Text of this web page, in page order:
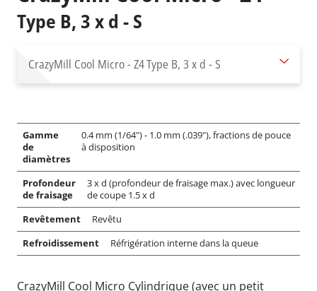
Type B, 3 x d - S
CrazyMill Cool Micro - Z4Type B, 3 x d - S
Gamme
de
diamètres
0.4 mm (1/64") - 1.0 mm (.039"), fractions de pouce
à disposition
Profondeur
de fraisage
3 x d (profondeur de fraisage max.) avec longueur
de coupe 1.5 x d
Revêtement
Revêtu
Refroidissement
Réfrigération interne dans la queue
CrazyMill Cool Micro Cylindrique (avec un petit